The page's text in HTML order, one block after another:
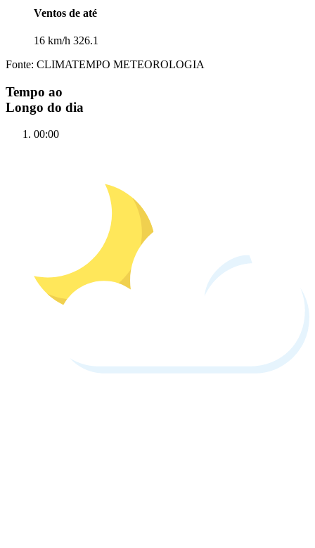
Ventos de até
16 km/h 326.1
Fonte: CLIMATEMPO METEOROLOGIA
Tempo ao
Longo do dia
00:00